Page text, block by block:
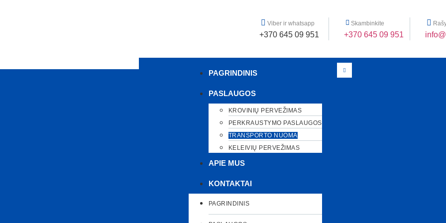
Viber ir whatsapp
+370 645 09 951
Skambinkite
+370 645 09 951
PAGRINDINIS
PASLAUGOS
KROVINIŲ PERVEŽIMAS
PERKRAUSTYMO PASLAUGOS
TRANSPORTO NUOMA
KELEIVIŲ PERVEŽIMAS
APIE MUS
KONTAKTAI
PAGRINDINIS